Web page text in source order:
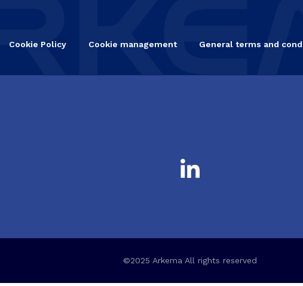
Cookie Policy Cookie management General terms and
©2025 Arkema All rights reserved